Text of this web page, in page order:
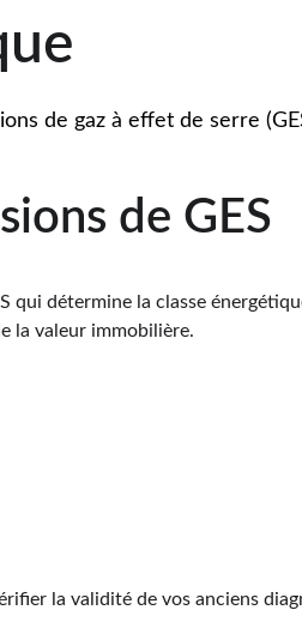
de gaz à effet de serre
la validité de vos anciens
de GES
qui détermine la classe
la valeur immobilière.